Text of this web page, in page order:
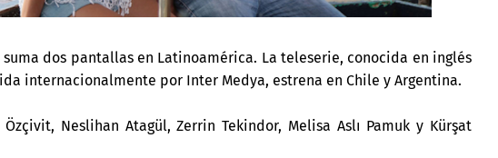
suma dos pantallas en Latinoamérica. La teleserie, conocida en inglés
internacionalmente por Inter Medya, estrena en Chile y Argentina.
Neslihan Atagül, Zerrin Tekindor, Melisa Aslı Pamuk y Kürşat